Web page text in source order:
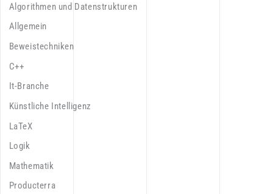
Algorithmen und Datenstrukturen
Allgemein
Beweistechniken
C++
It-Branche
Künstliche Intelligenz
LaTeX
Logik
Mathematik
Producterra